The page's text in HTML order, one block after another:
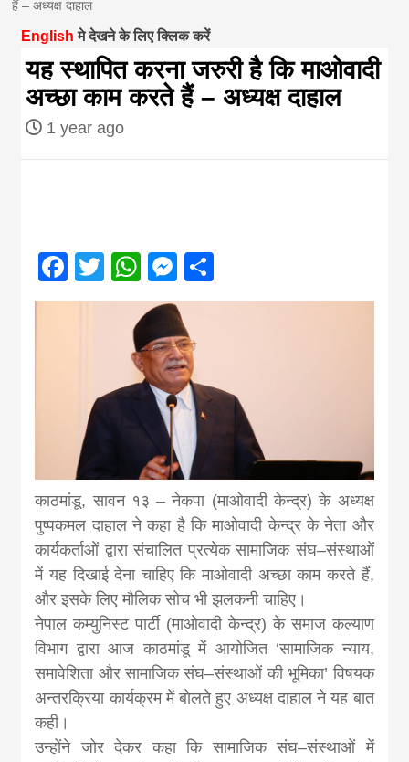
magazine of
Nepal brings
news in hindi
news,
khabar
हैं – अध्यक्ष दाहाल
English मे देखने के लिए क्लिक करें
यह स्थापित करना जरुरी है कि माओवादी
अच्छा काम करते हैं – अध्यक्ष दाहाल
1 year ago
Facebook
Twitter
WhatsApp
Messenger
काठमांडू, सावन १३ – नेकपा (माओवादी केन्द्र) के अध्यक्ष
पुष्पकमल दाहाल ने कहा है कि माओवादी केन्द्र के नेता और
कार्यकर्ताओं द्वारा संचालित प्रत्येक सामाजिक संघ–संस्थाओं
में यह दिखाई देना चाहिए कि माओवादी अच्छा काम करते हैं,
और इसके लिए मौलिक सोच भी झलकनी चाहिए।
नेपाल कम्युनिस्ट पार्टी (माओवादी केन्द्र) के समाज कल्याण
विभाग द्वारा आज काठमांडू में आयोजित ‘सामाजिक न्याय,
समावेशिता और सामाजिक संघ–संस्थाओं की भूमिका’ विषयक
अन्तरक्रिया कार्यक्रम में बोलते हुए अध्यक्ष दाहाल ने यह बात
कही।
उन्होंने जोर देकर कहा कि सामाजिक संघ–संस्थाओं में